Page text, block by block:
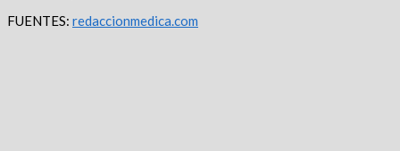
FUENTES: redaccionmedica.com